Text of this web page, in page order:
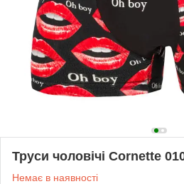
Труси чоловічі Cornette
Немає в наявності